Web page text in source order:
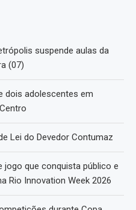
suspende aulas da
(07)
dois adolescentes em
Lei do Devedor Contumaz
jogo que conquista público e
Rio Innovation Week 2026